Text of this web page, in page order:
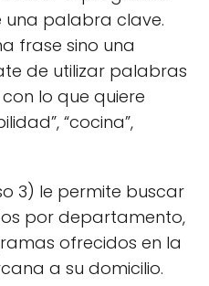
una palabra clave.
frase sino una
de utilizar palabras
lo que quiere
“cocina”,
3) le permite buscar
por departamento,
ofrecidos en la
a su domicilio.